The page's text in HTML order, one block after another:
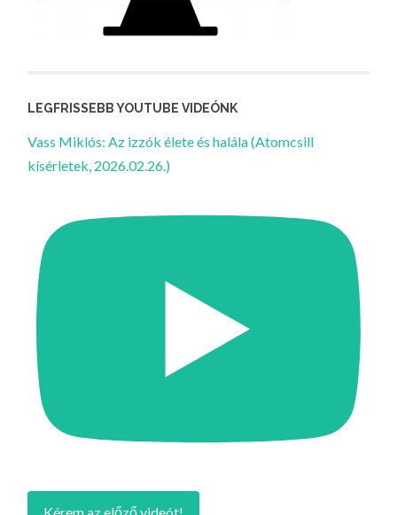
LEGFRISSEBB YOUTUBE VIDEÓNK
Vass Miklós: Az izzók élete és halála (Atomcsill
kísérletek, 2026.02.26.)